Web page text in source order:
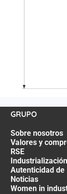
GRUPO
Sobre nosotros
Valores y
RSE
Industrialización
Autenticidad de
Noticias
Women in